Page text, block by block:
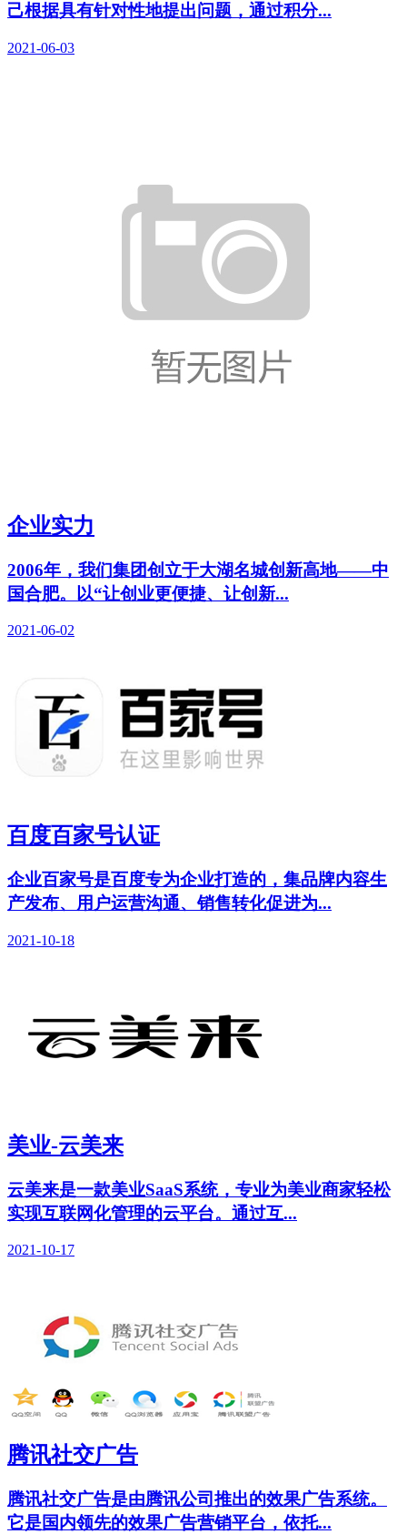
己根据具有针对性地提出问题，通过积分...
2021-06-03
企业实力
2006年，我们集团创立于大湖名城创新高地——中
国合肥。以“让创业更便捷、让创新...
2021-06-02
百度百家号认证
企业百家号是百度专为企业打造的，集品牌内容生
产发布、用户运营沟通、销售转化促进为...
2021-10-18
美业-云美来
云美来是一款美业SaaS系统，专业为美业商家轻松
实现互联网化管理的云平台。通过互...
2021-10-17
腾讯社交广告
腾讯社交广告是由腾讯公司推出的效果广告系统。
它是国内领先的效果广告营销平台，依托...